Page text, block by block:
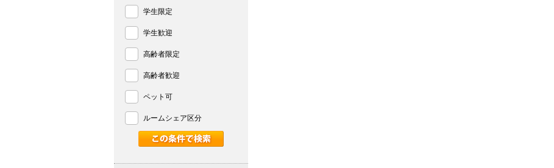
学生限定
学生歓迎
高齢者限定
高齢者歓迎
ペット可
ルームシェア区分